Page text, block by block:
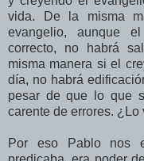
vida. De la misma
evangelio, aunque
correcto, no habrá
misma manera si el
día, no habrá
pesar de que lo que
carente de errores. ¿Lo
Por eso Pablo nos